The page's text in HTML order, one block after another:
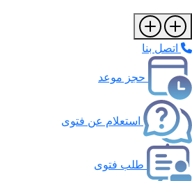
اتصل بنا
حجز موعد
استعلام عن فتوى
طلب فتوى